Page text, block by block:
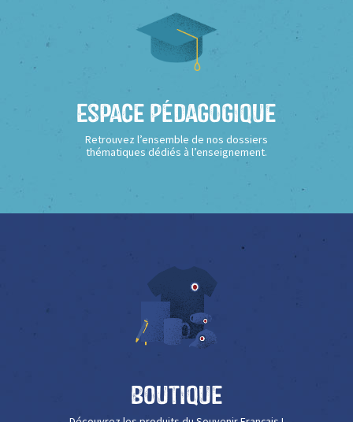
Espace Pédagogique
Retrouvez l’ensemble de nos dossiers
thématiques dédiés à l’enseignement.
Boutique